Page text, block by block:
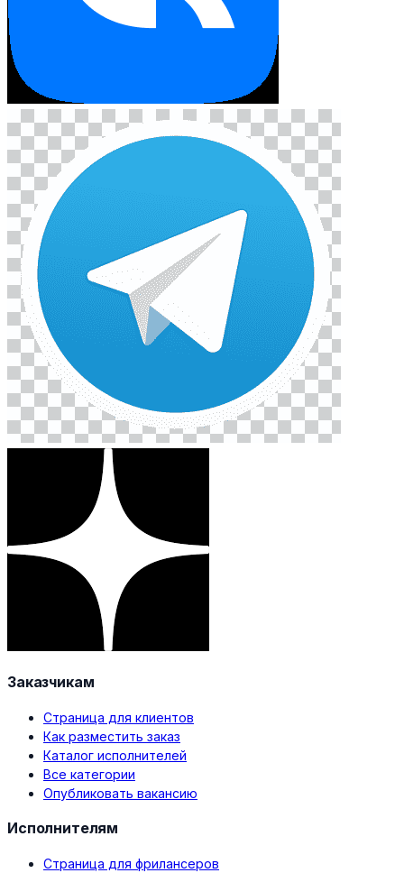
Заказчикам
Страница для клиентов
Как разместить заказ
Каталог исполнителей
Все категории
Опубликовать вакансию
Исполнителям
Страница для фрилансеров